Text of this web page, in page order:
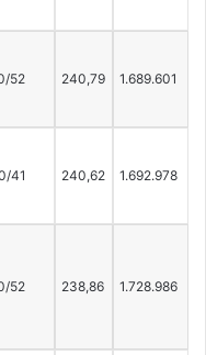
52 240,79 1.689.601
41 240,62 1.692.978
52 238,86 1.728.986